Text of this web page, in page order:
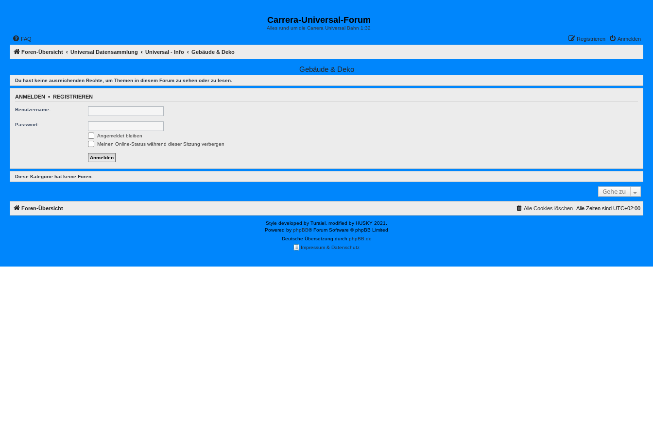
Carrera-Universal-Forum
Alles rund um die Carrera Universal Bahn 1:32
FAQ Anmelden
Registrieren
Foren-Übersicht Universal Datensammlung Universal - Info Gebäude & Deko
Gebäude & Deko
Du hast keine ausreichenden Rechte, um Themen in diesem Forum zu sehen oder zu lesen.
ANMELDEN • REGISTRIEREN
Benutzername:
Passwort:
Angemeldet bleiben
Meinen Online-Status während dieser Sitzung verbergen
Diese Kategorie hat keine Foren.
Gehe zu
Foren-Übersicht Alle Zeiten sind UTC+02:00
Alle Cookies löschen
Style developed by Turaiel, modified by HUSKY 2021,
Powered by phpBB® Forum Software © phpBB Limited
Deutsche Übersetzung durch phpBB.de
Impressum & Datenschutz